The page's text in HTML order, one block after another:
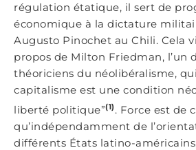
régulation étatique, il sert de
économique à la dictature
Augusto Pinochet au Chili. Cela
propos de Milton Friedman, l’un
théoriciens du néolibéralisme,
capitalisme est une condition
liberté politique”(1) . Force est de
qu’indépendamment de
différents États latino-